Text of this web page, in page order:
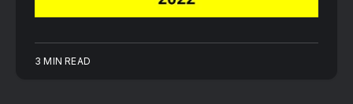
3 MIN READ